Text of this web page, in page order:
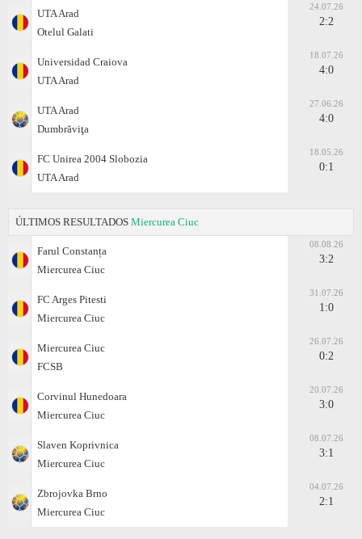
UTA Arad
Otelul Galati
24.07.26
2:2
Universidad Craiova
UTA Arad
18.07.26
4:0
UTA Arad
Dumbrăviţa
27.06.26
4:0
FC Unirea 2004 Slobozia
UTA Arad
18.05.26
0:1
ÚLTIMOS RESULTADOS Miercurea Ciuc
Farul Constanța
Miercurea Ciuc
08.08.26
3:2
FC Arges Pitesti
Miercurea Ciuc
31.07.26
1:0
Miercurea Ciuc
FCSB
26.07.26
0:2
Corvinul Hunedoara
Miercurea Ciuc
20.07.26
3:0
Slaven Koprivnica
Miercurea Ciuc
08.07.26
3:1
Zbrojovka Brno
Miercurea Ciuc
04.07.26
2:1